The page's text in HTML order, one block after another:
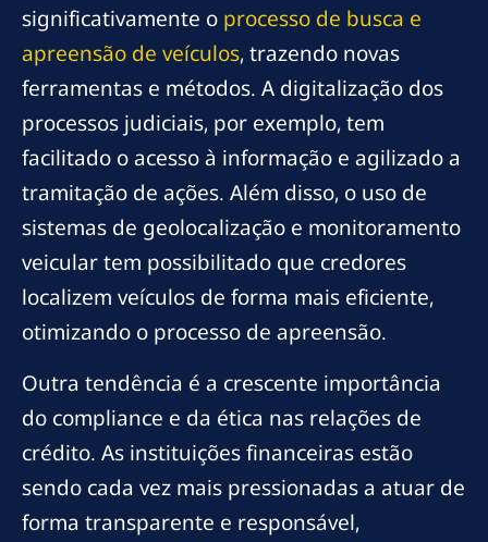
significativamente o processo de busca e
apreensão de veículos, trazendo novas
ferramentas e métodos. A digitalização dos
processos judiciais, por exemplo, tem
facilitado o acesso à informação e agilizado a
tramitação de ações. Além disso, o uso de
sistemas de geolocalização e monitoramento
veicular tem possibilitado que credores
localizem veículos de forma mais eficiente,
otimizando o processo de apreensão.
Outra tendência é a crescente importância
do compliance e da ética nas relações de
crédito. As instituições financeiras estão
sendo cada vez mais pressionadas a atuar de
forma transparente e responsável,